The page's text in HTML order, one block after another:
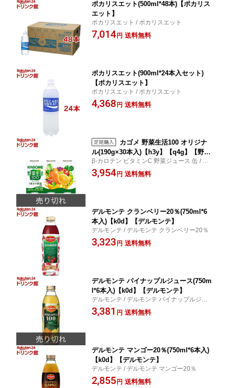
ポカリスエット(500ml*48本)【ポカリス
エット】
ポカリスエット / ポカリスエット
7,014 円 送料無料
ポカリスエット(900ml*24本入セット)
【ポカリスエット】
ポカリスエット / ポカリスエット
4,368 円 送料無料
カゴメ 野菜生活100 オリジナ
ル(190g×30本入)【h3y】【q4g】【野菜
生活100 PET・缶】[β-カロテン ビタミ
ンC 野菜ジュース 缶]
β-カロテン ビタミンC 野菜ジュース 缶 / 野
菜生活100 PET・缶 / カゴメ 野菜生活100
オリジナル
3,954 円 送料無料
デルモンテ クランベリー20％(750ml*6
本入)【k0d】【デルモンテ】
デルモンテ / デルモンテ クランベリー20％
3,323 円 送料無料
デルモンテ パイナップルジュース(750m
l*6本入)【k0d】【デルモンテ】
デルモンテ / デルモンテ パイナップルジュ
ース
3,381 円 送料無料
デルモンテ マンゴー20％(750ml*6本入)
【k0d】【デルモンテ】
デルモンテ / デルモンテ マンゴー20％
2,855 円 送料無料